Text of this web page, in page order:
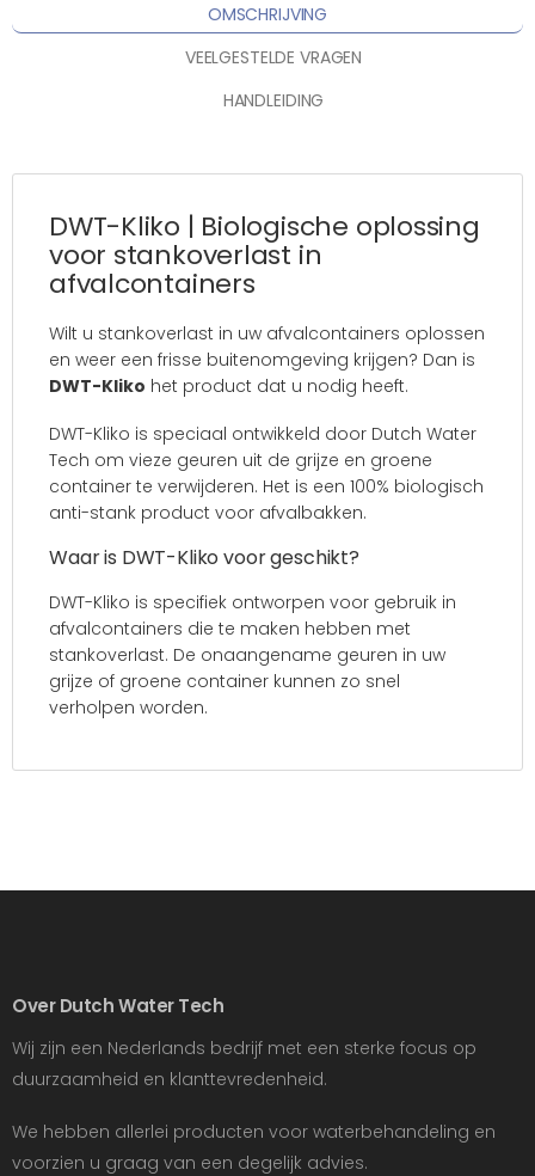
OMSCHRIJVING
VEELGESTELDE VRAGEN
HANDLEIDING
DWT-Kliko | Biologische oplossing
voor stankoverlast in
afvalcontainers
Wilt u stankoverlast in uw afvalcontainers oplossen
en weer een frisse buitenomgeving krijgen? Dan is
DWT-Kliko het product dat u nodig heeft.
DWT-Kliko is speciaal ontwikkeld door Dutch Water
Tech om vieze geuren uit de grijze en groene
container te verwijderen. Het is een 100% biologisch
anti-stank product voor afvalbakken.
Waar is DWT-Kliko voor geschikt?
DWT-Kliko is specifiek ontworpen voor gebruik in
afvalcontainers die te maken hebben met
stankoverlast. De onaangename geuren in uw
grijze of groene container kunnen zo snel
verholpen worden.
Over Dutch Water Tech
Wij zijn een Nederlands bedrijf met een sterke focus op
duurzaamheid en klanttevredenheid.
We hebben allerlei producten voor waterbehandeling en
voorzien u graag van een degelijk advies.